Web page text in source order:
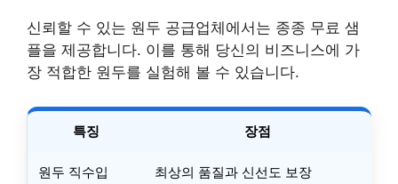
신뢰할 수 있는 원두 공급업체에서는 종종 무료 샘
플을 제공합니다. 이를 통해 당신의 비즈니스에 가
장 적합한 원두를 실험해 볼 수 있습니다.
특징 장점
원두 직수입 최상의 품질과 신선도 보장